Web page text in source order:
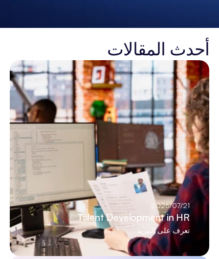
أحدث المقالات
21‏/07‏/2026
Talent Development in HR
تعرف على المزيد